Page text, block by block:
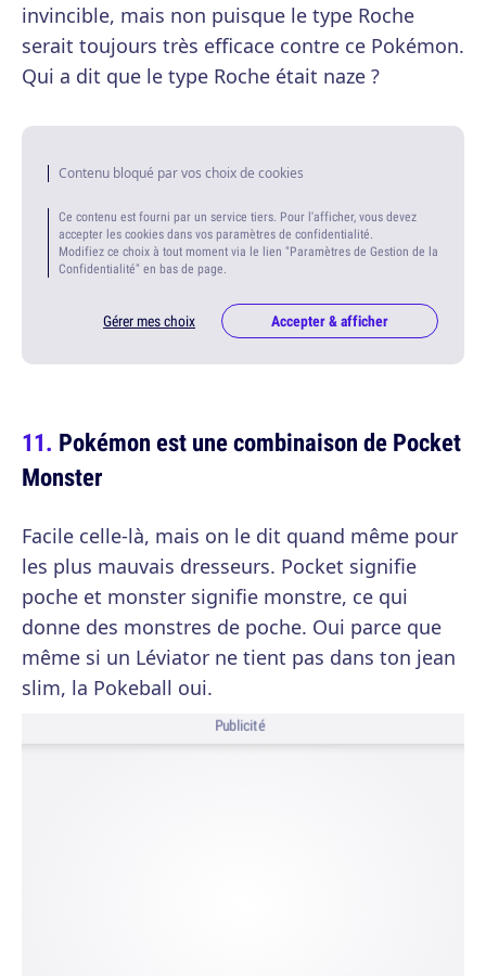
invincible, mais non puisque le type Roche
serait toujours très efficace contre ce Pokémon.
Qui a dit que le type Roche était naze ?
Contenu bloqué par vos choix de cookies
Ce contenu est fourni par un service tiers. Pour l'afficher, vous devez
accepter les cookies dans vos paramètres de confidentialité.
Modifiez ce choix à tout moment via le lien "Paramètres de Gestion de la
Confidentialité" en bas de page.
Gérer mes choix Accepter & afficher
Pokémon est une combinaison de Pocket
Monster
Facile celle-là, mais on le dit quand même pour
les plus mauvais dresseurs. Pocket signifie
poche et monster signifie monstre, ce qui
donne des monstres de poche. Oui parce que
même si un Léviator ne tient pas dans ton jean
slim, la Pokeball oui.
Publicité